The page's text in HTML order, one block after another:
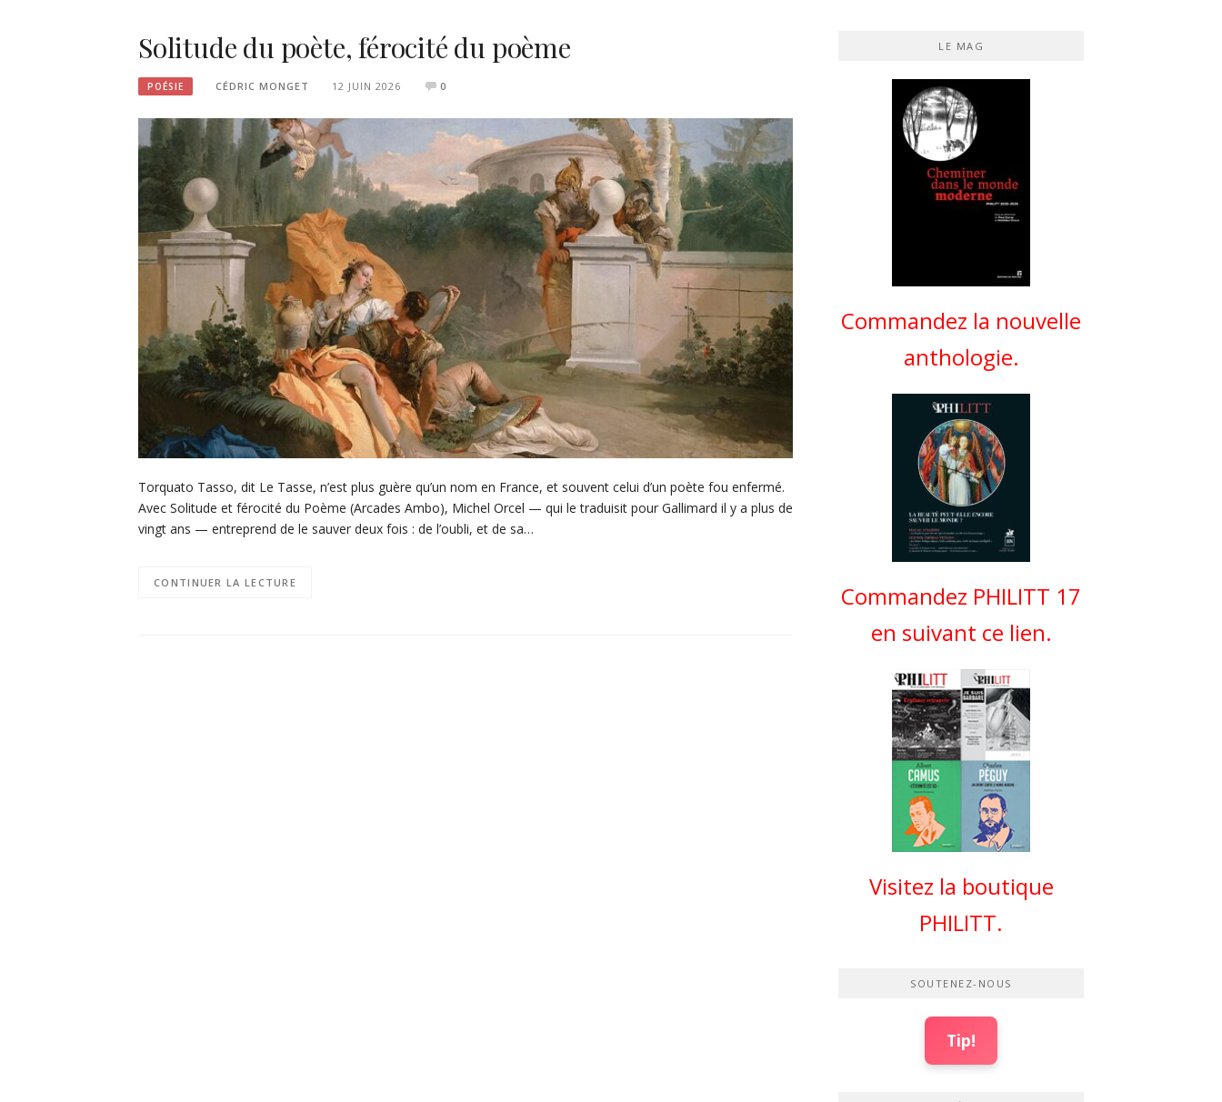
Solitude du poète, férocité du poème
POÉSIE CÉDRIC MONGET 12 JUIN 2026 0
Torquato Tasso, dit Le Tasse, n’est plus guère qu’un nom en France, et souvent celui d’un poète fou enfermé.
Avec Solitude et férocité du Poème (Arcades Ambo), Michel Orcel — qui le traduisit pour Gallimard il y a plus de
vingt ans — entreprend de le sauver deux fois : de l’oubli, et de sa…
CONTINUER LA LECTURE
LE MAG
Commandez la nouvelle
anthologie.
Commandez PHILITT 17
en suivant ce lien.
Visitez la boutique
PHILITT.
SOUTENEZ-NOUS
Tip!